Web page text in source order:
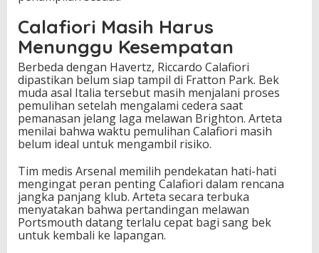
Calafiori Masih Harus
Menunggu Kesempatan
Berbeda dengan Havertz, Riccardo Calafiori
dipastikan belum siap tampil di Fratton Park. Bek
muda asal Italia tersebut masih menjalani proses
pemulihan setelah mengalami cedera saat
pemanasan jelang laga melawan Brighton. Arteta
menilai bahwa waktu pemulihan Calafiori masih
belum ideal untuk mengambil risiko.
Tim medis Arsenal memilih pendekatan hati-hati
mengingat peran penting Calafiori dalam rencana
jangka panjang klub. Arteta secara terbuka
menyatakan bahwa pertandingan melawan
Portsmouth datang terlalu cepat bagi sang bek
untuk kembali ke lapangan.